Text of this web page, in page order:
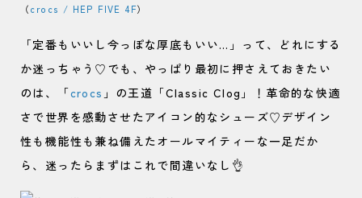
（crocs / HEP FIVE 4F）
「定番もいいし今っぽな厚底もいい…」って、どれにする
か迷っちゃう♡でも、やっぱり最初に押さえておきたい
のは、「crocs 」の王道「Classic Clog」！革命的な快適
さで世界を感動させたアイコン的なシューズ♡デザイン
性も機能性も兼ね備えたオールマイティーな一足だか
ら、迷ったらまずはこれで間違いなし👌